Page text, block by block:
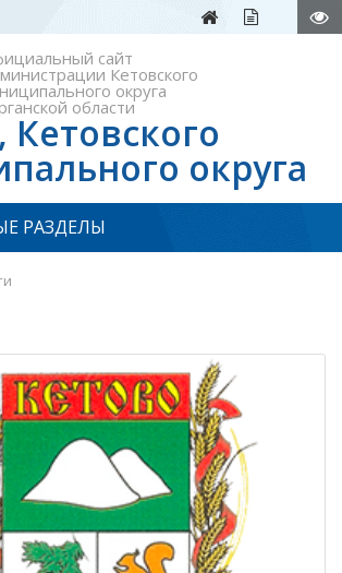
сайт
Кетовского
округа
области
Кетовского
округа
РАЗДЕЛЫ